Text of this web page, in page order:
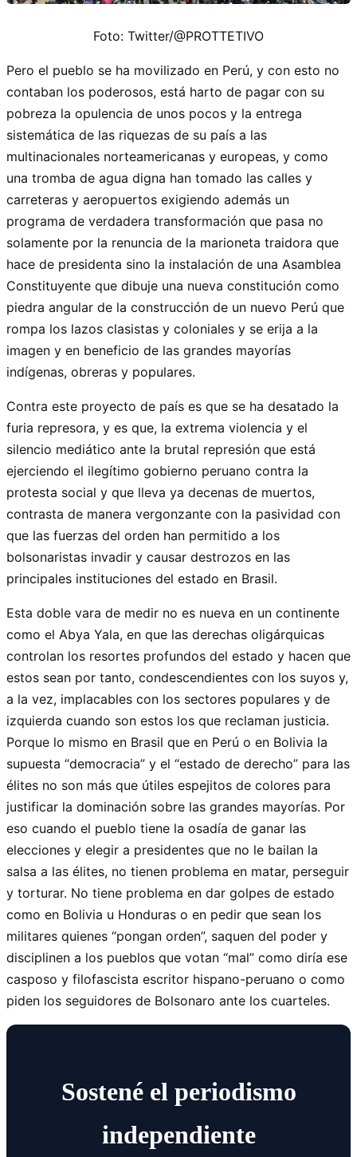
Foto: Twitter/@PROTTETIVO
Pero el pueblo se ha movilizado en Perú, y con esto no
contaban los poderosos, está harto de pagar con su
pobreza la opulencia de unos pocos y la entrega
sistemática de las riquezas de su país a las
multinacionales norteamericanas y europeas, y como
una tromba de agua digna han tomado las calles y
carreteras y aeropuertos exigiendo además un
programa de verdadera transformación que pasa no
solamente por la renuncia de la marioneta traidora que
hace de presidenta sino la instalación de una Asamblea
Constituyente que dibuje una nueva constitución como
piedra angular de la construcción de un nuevo Perú que
rompa los lazos clasistas y coloniales y se erija a la
imagen y en beneficio de las grandes mayorías
indígenas, obreras y populares.
Contra este proyecto de país es que se ha desatado la
furia represora, y es que, la extrema violencia y el
silencio mediático ante la brutal represión que está
ejerciendo el ilegítimo gobierno peruano contra la
protesta social y que lleva ya decenas de muertos,
contrasta de manera vergonzante con la pasividad con
que las fuerzas del orden han permitido a los
bolsonaristas invadir y causar destrozos en las
principales instituciones del estado en Brasil.
Esta doble vara de medir no es nueva en un continente
como el Abya Yala, en que las derechas oligárquicas
controlan los resortes profundos del estado y hacen que
estos sean por tanto, condescendientes con los suyos y,
a la vez, implacables con los sectores populares y de
izquierda cuando son estos los que reclaman justicia.
Porque lo mismo en Brasil que en Perú o en Bolivia la
supuesta “democracia” y el “estado de derecho” para las
élites no son más que útiles espejitos de colores para
justificar la dominación sobre las grandes mayorías. Por
eso cuando el pueblo tiene la osadía de ganar las
elecciones y elegir a presidentes que no le bailan la
salsa a las élites, no tienen problema en matar, perseguir
y torturar. No tiene problema en dar golpes de estado
como en Bolivia u Honduras o en pedir que sean los
militares quienes “pongan orden”, saquen del poder y
disciplinen a los pueblos que votan “mal” como diría ese
casposo y filofascista escritor hispano-peruano o como
piden los seguidores de Bolsonaro ante los cuarteles.
Sostené el periodismo
independiente